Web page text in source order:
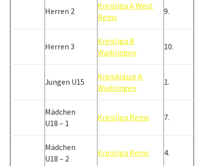
Herren 2
Kreisliga A West
Rems
9.
Herren 3
Kreisliga B
Waiblingen
10.
Jungen U15
Kreisklasse A
Waiblingen
1.
Mädchen
U18 – 1
Kreisliga Rems 7.
Mädchen
U18 – 2
Kreisliga Rems 4.